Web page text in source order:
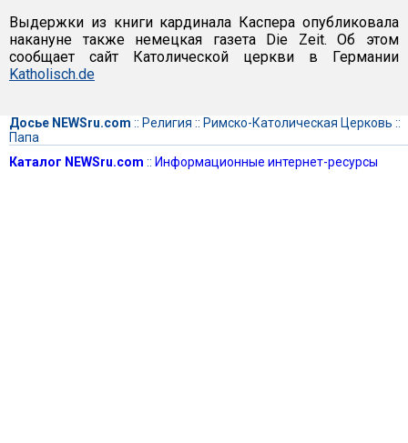
Выдержки из книги кардинала Каспера опубликовала
накануне также немецкая газета Die Zeit. Об этом
сообщает сайт Католической церкви в Германии
Katholisch.de
Досье NEWSru.com :: Религия :: Римско-Католическая Церковь ::
Папа
Каталог NEWSru.com :: Информационные интернет-ресурсы